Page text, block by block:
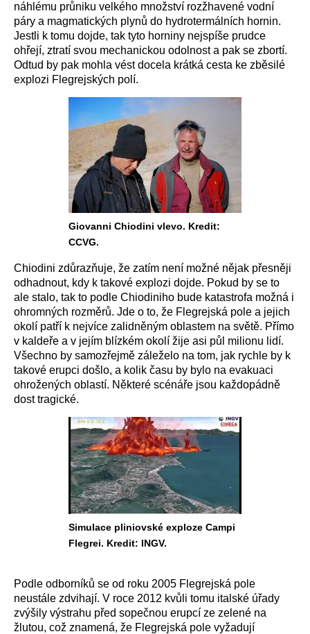
náhlému průniku velkého množství rozžhavené vodní
páry a magmatických plynů do hydrotermálních hornin.
Jestli k tomu dojde, tak tyto horniny nejspíše prudce
ohřejí, ztratí svou mechanickou odolnost a pak se zbortí.
Odtud by pak mohla vést docela krátká cesta ke zběsilé
explozi Flegrejských polí.
Giovanni Chiodini vlevo. Kredit:
CCVG.
Chiodini zdůrazňuje, že zatím není možné nějak přesněji
odhadnout, kdy k takové explozi dojde. Pokud by se to
ale stalo, tak to podle Chiodiniho bude katastrofa možná i
ohromných rozměrů. Jde o to, že Flegrejská pole a jejich
okolí patří k nejvíce zalidněným oblastem na světě. Přímo
v kaldeře a v jejím blízkém okolí žije asi půl milionu lidí.
Všechno by samozřejmě záleželo na tom, jak rychle by k
takové erupci došlo, a kolik času by bylo na evakuaci
ohrožených oblastí. Některé scénáře jsou každopádně
dost tragické.
Simulace pliniovské exploze Campi
Flegrei. Kredit: INGV.
Podle odborníků se od roku 2005 Flegrejská pole
neustále zdvihají. V roce 2012 kvůli tomu italské úřady
zvýšily výstrahu před sopečnou erupcí ze zelené na
žlutou, což znamená, že Flegrejská pole vyžadují